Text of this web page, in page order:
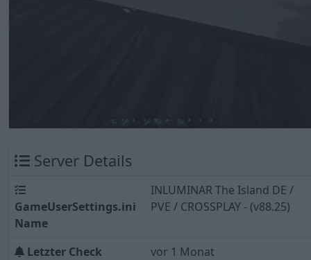
Server Details
GameUserSettings.ini
Name
INLUMINAR The Island DE /
PVE / CROSSPLAY - (v88.25)
Letzter Check
vor 1 Monat